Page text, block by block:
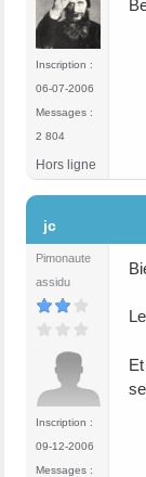
Inscription :
06-07-2006
Messages :
2 804
Hors ligne
jc
Pimonaute
assidu
Inscription :
09-12-2006
Messages :